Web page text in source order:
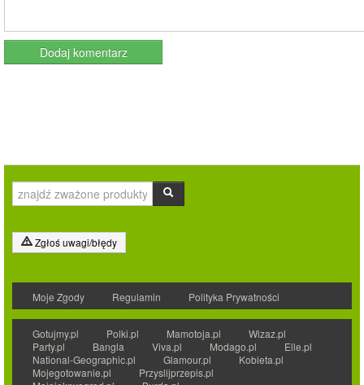
Zgłoś uwagi/błędy
Moje Zgody Regulamin Polityka Prywatności
Gotujmy.pl Polki.pl Mamotoja.pl
Wizaz.pl
Party.pl
Bangla Viva.pl Modago.pl
Elle.pl
National-Geographic.pl
Glamour.pl
Kobieta.pl
Mojegotowanie.pl
Przyslijprzepis.pl